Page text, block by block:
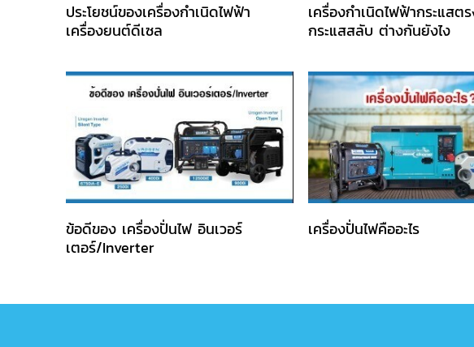
ประโยชน์ของเครื่องกำเนิดไฟฟ้า
เครื่องยนต์ดีเซล
เครื่องกำเนิดไฟฟ้ากระแสต
กระแสสลับ ต่างกันยังไง
ข้อดีของ เครื่องปั่นไฟ อินเวอร์
เตอร์/Inverter
เครื่องปั่นไฟคืออะไร